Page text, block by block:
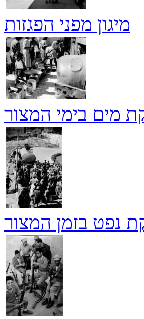
מיגון מפני הפגזות
מים בימי המצור
נפט בזמן המצור